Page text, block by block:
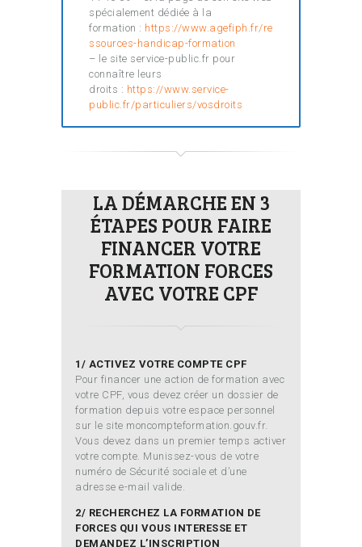
spécialement dédiée à la
formation : https://www.agefiph.fr/re
ssources-handicap-formation
– le site service-public.fr pour
connaître leurs
droits : https://www.service-
public.fr/particuliers/vosdroits
LA DÉMARCHE EN 3
ÉTAPES POUR FAIRE
FINANCER VOTRE
FORMATION FORCES
AVEC VOTRE CPF
1/ ACTIVEZ VOTRE COMPTE CPF
Pour financer une action de formation avec
votre CPF, vous devez créer un dossier de
formation depuis votre espace personnel
sur le site moncompteformation.gouv.fr.
Vous devez dans un premier temps activer
votre compte. Munissez-vous de votre
numéro de Sécurité sociale et d’une
adresse e-mail valide.
2/ RECHERCHEZ LA FORMATION DE
FORCES QUI VOUS INTERESSE ET
DEMANDEZ L’INSCRIPTION